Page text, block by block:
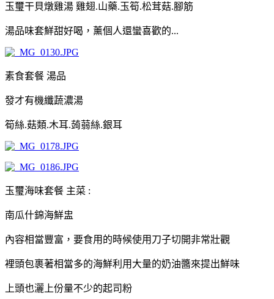
玉璽干貝燉雞湯 雞翅.山藥.玉筍.松茸菇.腳筋
湯品味套鮮甜好喝，薰個人還蠻喜歡的...
素食套餐 湯品
發才有機纖蔬濃湯
筍絲.菇類.木耳.蒟蒻絲.銀耳
玉璽海味套餐 主菜 :
南瓜什錦海鮮盅
內容相當豐富，要食用的時候使用刀子切開非常壯觀
裡頭包裹著相當多的海鮮利用大量的奶油醬來提出鮮味
上頭也灑上份量不少的起司粉